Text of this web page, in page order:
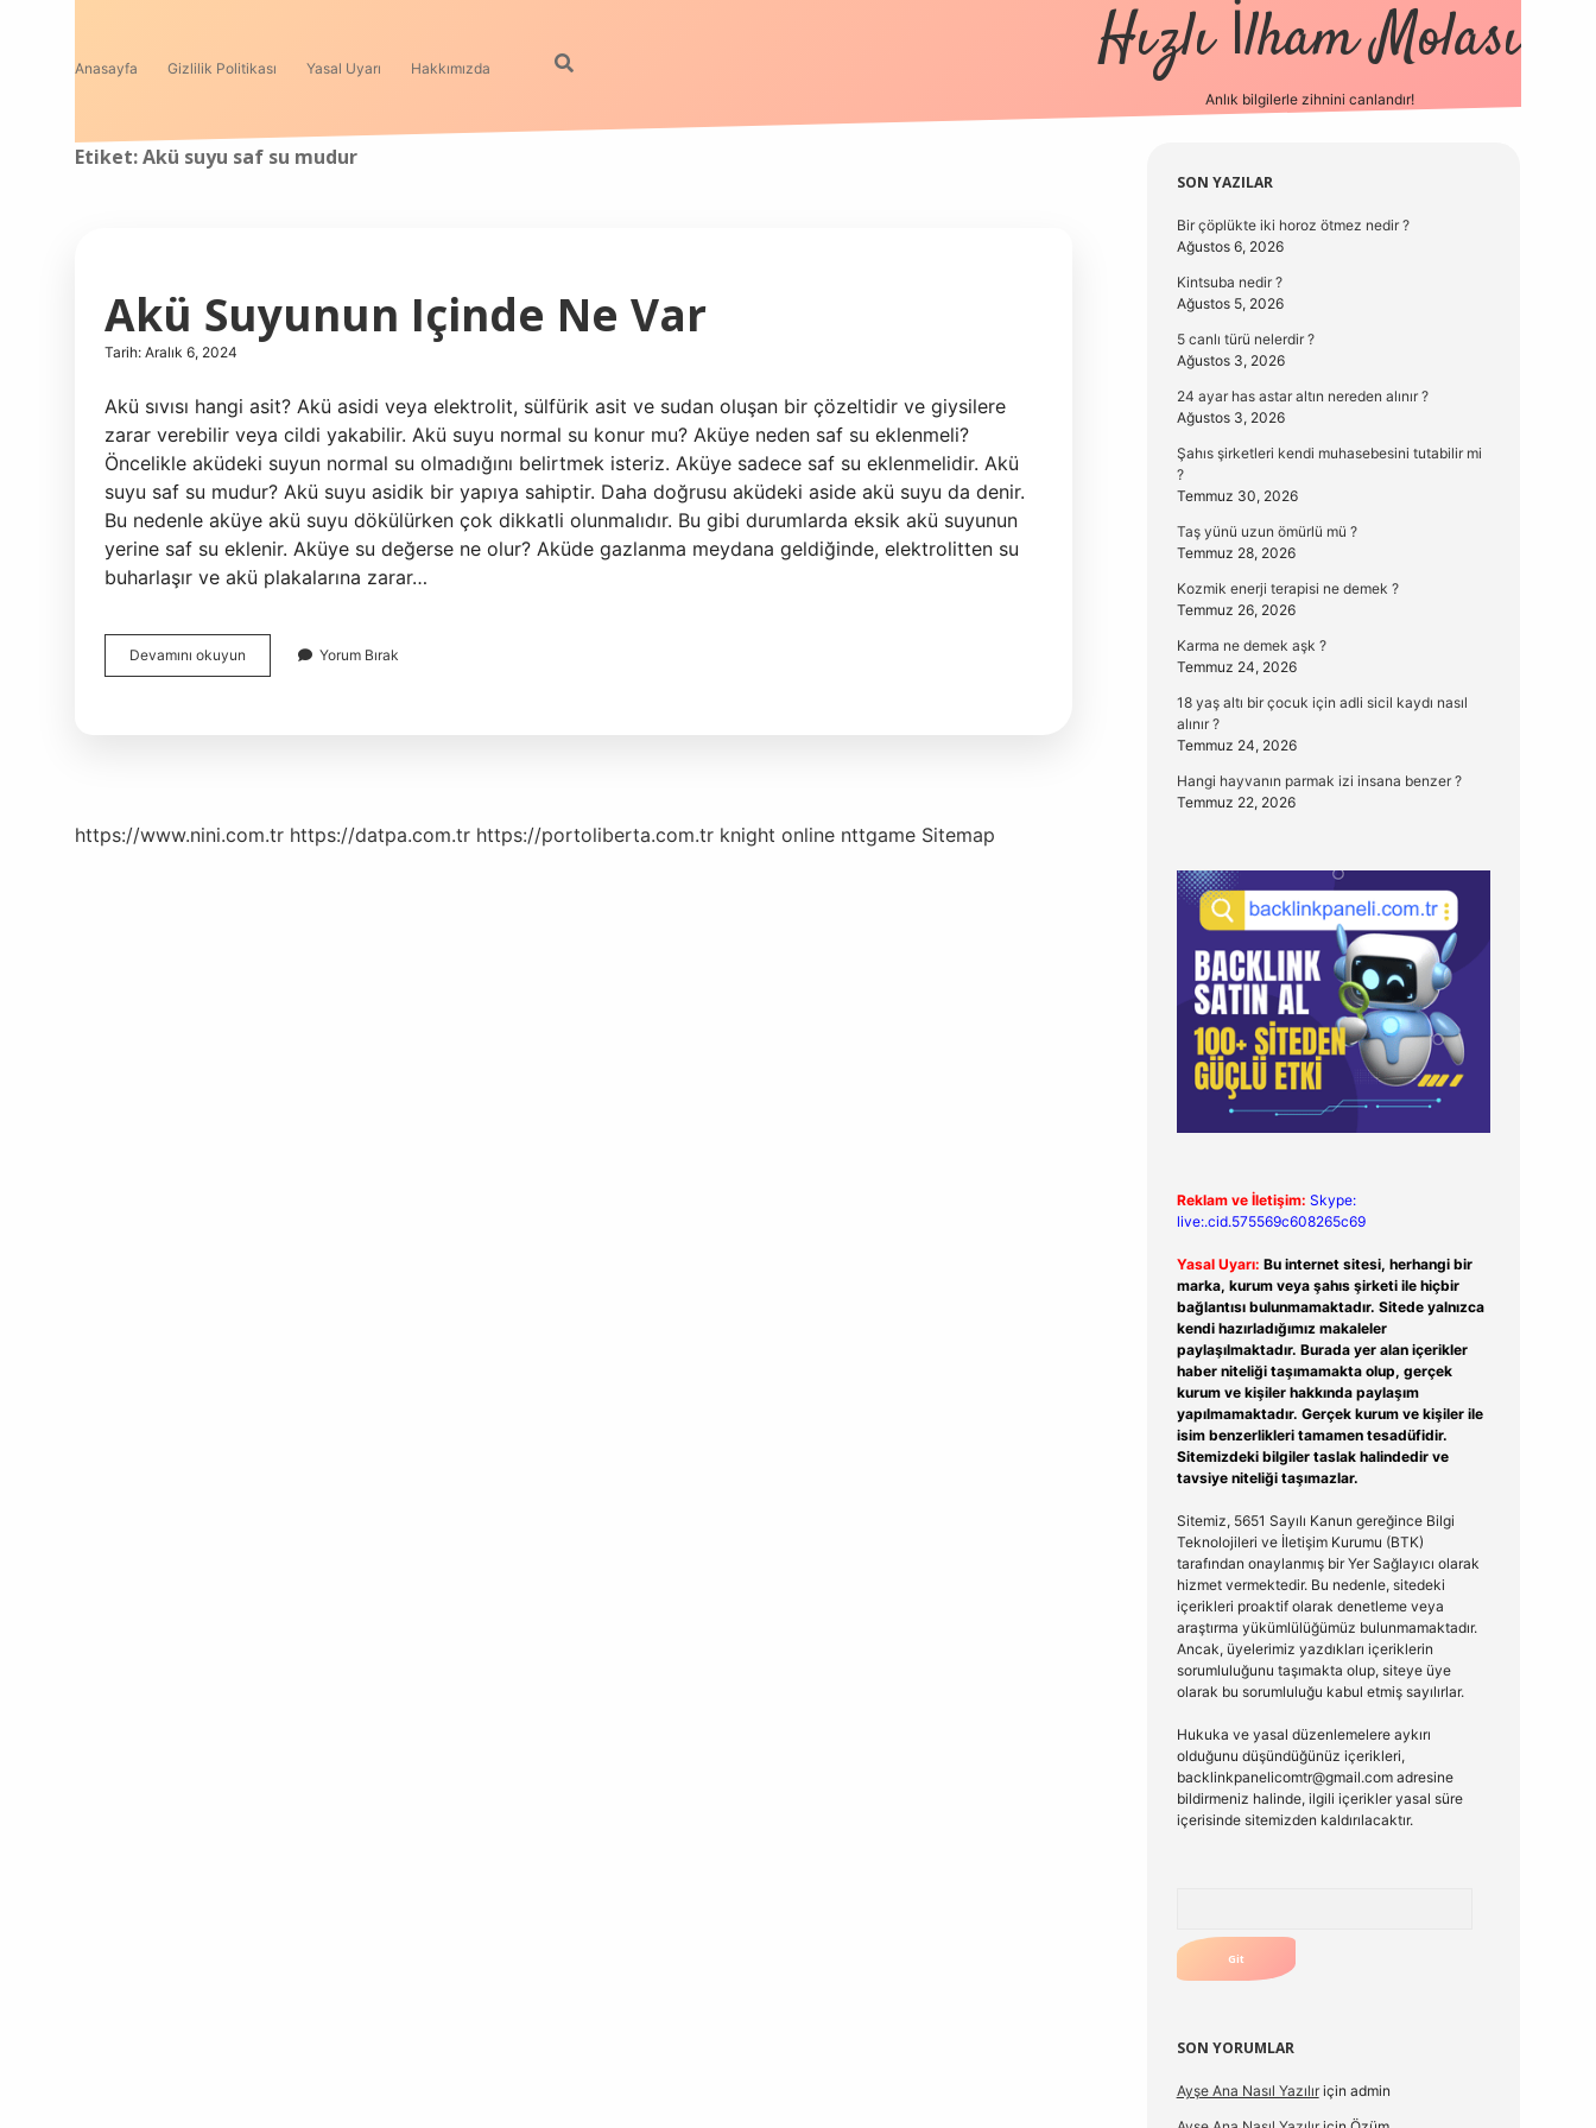
Anasayfa Gizlilik Politikası Yasal Uyarı Hakkımızda Hızlı İlham Molası
Anlık bilgilerle zihnini canlandır!
Etiket:Akü suyu saf su mudur
Akü Suyunun Içinde Ne Var
Tarih: Aralık 6, 2024
Akü sıvısı hangi asit? Akü asidi veya elektrolit, sülfürik asit ve sudan oluşan bir çözeltidir ve giysilere
zarar verebilir veya cildi yakabilir. Akü suyu normal su konur mu? Aküye neden saf su eklenmeli?
Öncelikle aküdeki suyun normal su olmadığını belirtmek isteriz. Aküye sadece saf su eklenmelidir. Akü
suyu saf su mudur? Akü suyu asidik bir yapıya sahiptir. Daha doğrusu aküdeki aside akü suyu da denir.
Bu nedenle aküye akü suyu dökülürken çok dikkatli olunmalıdır. Bu gibi durumlarda eksik akü suyunun
yerine saf su eklenir. Aküye su değerse ne olur? Aküde gazlanma meydana geldiğinde, elektrolitten su
buharlaşır ve akü plakalarına zarar…
Devamını okuyun
Suyunun
Yorum Bırak
https://www.nini.com.tr https://datpa.com.tr https://portoliberta.com.tr knight online nttgame Sitemap
Sidebar
SON YAZILAR
Bir çöplükte iki horoz ötmez nedir ?
Ağustos 6, 2026
Kintsuba nedir ?
Ağustos 5, 2026
5 canlı türü nelerdir ?
Ağustos 3, 2026
24 ayar has astar altın nereden alınır ?
Ağustos 3, 2026
Şahıs şirketleri kendi muhasebesini tutabilir mi
?
Temmuz 30, 2026
Taş yünü uzun ömürlü mü ?
Temmuz 28, 2026
Kozmik enerji terapisi ne demek ?
Temmuz 26, 2026
Karma ne demek aşk ?
Temmuz 24, 2026
18 yaş altı bir çocuk için adli sicil kaydı nasıl
alınır ?
Temmuz 24, 2026
Hangi hayvanın parmak izi insana benzer ?
Temmuz 22, 2026
Reklam ve İletişim: Skype:
live:.cid.575569c608265c69
Yasal Uyarı: Bu internet sitesi, herhangi bir
marka, kurum veya şahıs şirketi ile hiçbir
bağlantısı bulunmamaktadır. Sitede yalnızca
kendi hazırladığımız makaleler
paylaşılmaktadır. Burada yer alan içerikler
haber niteliği taşımamakta olup, gerçek
kurum ve kişiler hakkında paylaşım
yapılmamaktadır. Gerçek kurum ve kişiler ile
isim benzerlikleri tamamen tesadüfidir.
Sitemizdeki bilgiler taslak halindedir ve
tavsiye niteliği taşımazlar.
Sitemiz, 5651 Sayılı Kanun gereğince Bilgi
Teknolojileri ve İletişim Kurumu (BTK)
tarafından onaylanmış bir Yer Sağlayıcı olarak
hizmet vermektedir. Bu nedenle, sitedeki
içerikleri proaktif olarak denetleme veya
araştırma yükümlülüğümüz bulunmamaktadır.
Ancak, üyelerimiz yazdıkları içeriklerin
sorumluluğunu taşımakta olup, siteye üye
olarak bu sorumluluğu kabul etmiş sayılırlar.
Hukuka ve yasal düzenlemelere aykırı
olduğunu düşündüğünüz içerikleri,
backlinkpanelicomtr@gmail.comadresine
bildirmeniz halinde, ilgili içerikler yasal süre
içerisinde sitemizden kaldırılacaktır.
SON YORUMLAR
Ayşe Ana Nasıl Yazılıriçin admin